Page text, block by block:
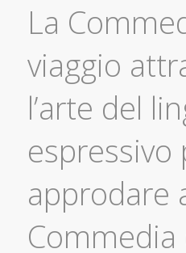
La
viaggio
l’arte del
espressivo
approdare
Commedia